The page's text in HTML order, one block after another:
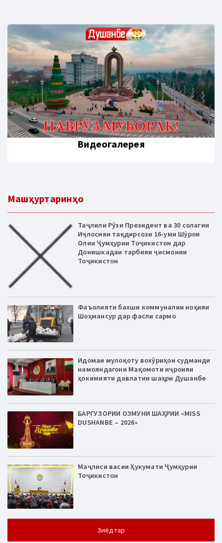
Видеогалерея
Машҳуртаринҳо
Таҷлили Рӯзи Президент ва 30 солагии
Иҷлосияи тақдирсози 16-уми Шӯрои
Олии Ҷумҳурии Тоҷикистон дар
Донишкадаи тарбияи ҷисмонии
Тоҷикистон
Фаъолияти бахши коммуналии ноҳияи
Шоҳмансур дар фасли сармо
Идомаи мулоқоту вохӯриҳои судманди
намояндагони Мақомоти иҷроияи
ҳокимияти давлатии шаҳри Душанбе
БАРГУЗОРИИ ОЗМУНИ ШАҲРИИ «MISS
DUSHANBE – 2026»
Маҷлиси васеи Ҳукумати Ҷумҳурии
Тоҷикистон
Зиёдтар